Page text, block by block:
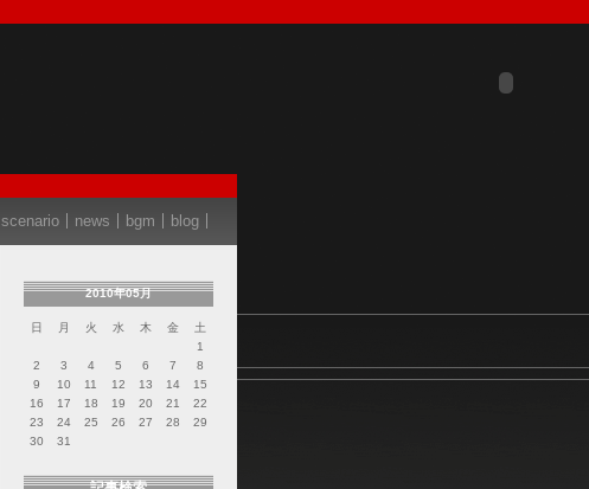
blog
bgm
news
scenario
2010年05月
日 月 火 水 木 金
土
1
2
3 4 5 6 7
8
9
10 11 12 13 14
15
16
17 18 19 20 21
22
23
24 25 26 27 28
29
30
31